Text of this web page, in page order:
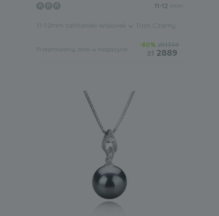
11-12 mm
11-12mm tahitanski Wisiorek w Trish Czarny
Przepraszamy, brak w magazynie
-80% zł14399
zł 2889